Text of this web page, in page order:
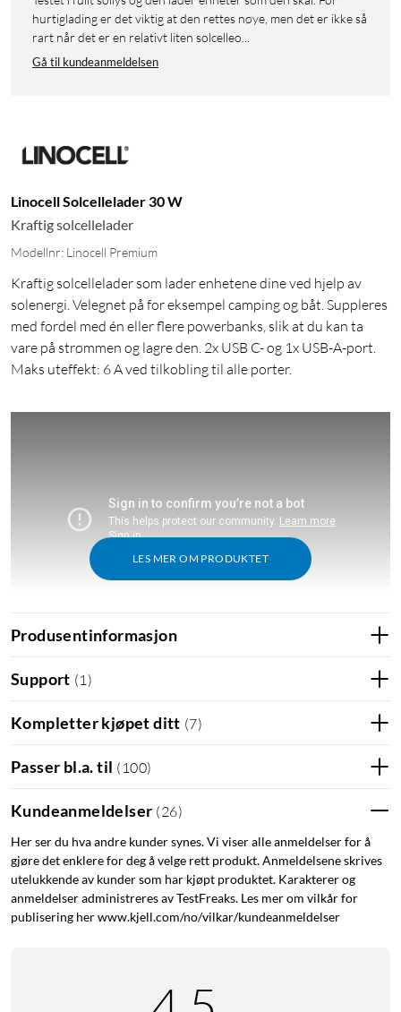
hurtiglading er det viktig at den rettes nøye, men det er ikke så
rart når det er en relativt liten solcelleo...
Gå til kundeanmeldelsen
Linocell Solcellelader 30 W
Kraftig solcellelader
Modellnr: Linocell Premium
Kraftig solcellelader som lader enhetene dine ved hjelp av
solenergi. Velegnet på for eksempel camping og båt. Suppleres
med fordel med én eller flere powerbanks, slik at du kan ta
vare på strømmen og lagre den. 2x USB C- og 1x USB-A-port.
Maks uteffekt: 6 A ved tilkobling til alle porter.
LES MER OM PRODUKTET
Funksjoner
Solcellelader med 2x USB-C-porter og 1x USB-A-port for
lading av mobil, nettbrett og andre USB-enheter.
Laderen kan foldes sammen og festes på f.eks. ryggsekk,
telt eller sykkel.
USB-portene leverer maks 3 A per port, eller totalt maks
6 A
Klarer temperaturer fra -10 til +65 °C.
Mål - lagt sammen: 290x200x40 mm. Mål - utfelt:
1020x290x200 mm. Vekt: 1,1 kg
Nødlader Lade med solceller
Produsentinformasjon
Support (1 )
Kompletter kjøpet ditt (7)
Passer bl.a. til ( 100)
Kundeanmeldelser (26)
Her ser du hva andre kunder synes. Vi viser alle anmeldelser for å
gjøre det enklere for deg å velge rett produkt. Anmeldelsene skrives
utelukkende av kunder som har kjøpt produktet. Karakterer og
anmeldelser administreres av TestFreaks. Les mer om vilkår for
publisering her www.kjell.com/no/vilkar/kundeanmeldelser